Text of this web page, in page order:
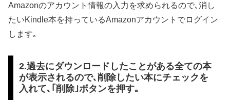
Amazonのアカウント情報の入力を求められるので､消し
たいKindle本を持っているAmazonアカウントでログイン
します｡
2.過去にダウンロードしたことがある全ての本
が表示されるので､削除したい本にチェックを
入れて､｢削除｣ボタンを押す｡